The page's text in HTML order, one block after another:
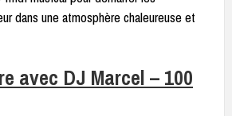
dans une atmosphère chaleureuse et
avec DJ Marcel – 100